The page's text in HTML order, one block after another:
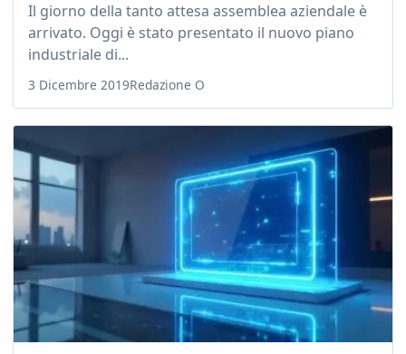
Il giorno della tanto attesa assemblea aziendale è
arrivato. Oggi è stato presentato il nuovo piano
industriale di...
3 Dicembre 2019Redazione O